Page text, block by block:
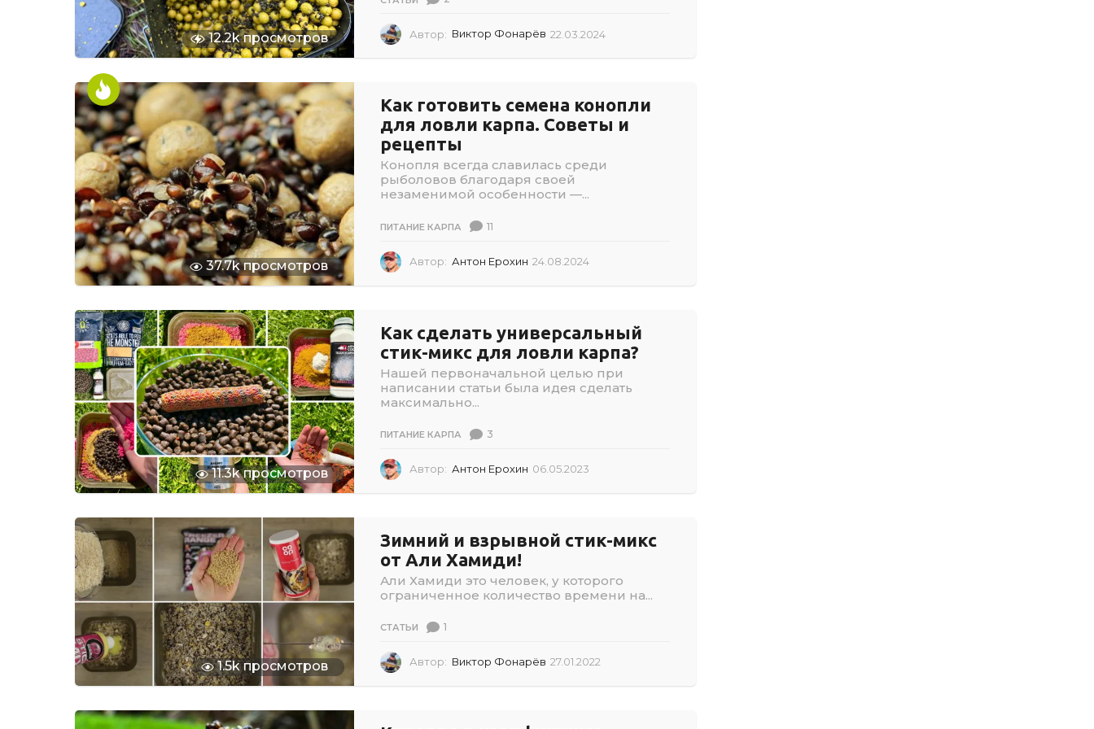
12.2k просмотров Автор: Виктор Фонарёв 22.03.2024
.
2
37.7k просмотров
Как готовить семена конопли
для ловли карпа. Советы и
рецепты
Конопля всегда славилась среди
рыболовов благодаря своей
незаменимой особенности —...
ПИТАНИЕ КАРПА 11
Автор: Антон Ерохин 24.08.2024
.
2
0
2
11.3k просмотров
Как сделать универсальный
стик-микс для ловли карпа?
Нашей первоначальной целью при
написании статьи была идея сделать
максимально...
ПИТАНИЕ КАРПА 3
Автор: Антон Ерохин 06.05.2023
.
0
2
1.5k просмотров
Зимний и взрывной стик-микс
от Али Хамиди!
Али Хамиди это человек, у которого
ограниченное количество времени на...
СТАТЬИ 1
Автор: Виктор Фонарёв 27.01.2022